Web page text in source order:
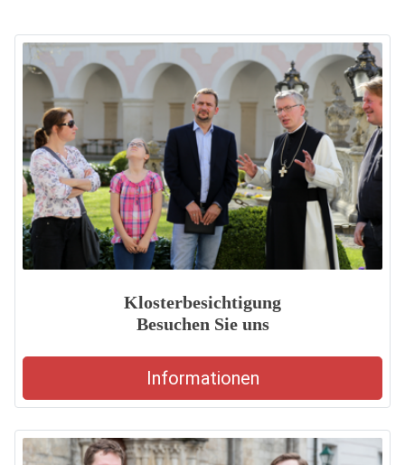
Klosterbesichtigung
Besuchen Sie uns
Informationen